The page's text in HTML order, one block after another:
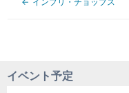
イベント予定